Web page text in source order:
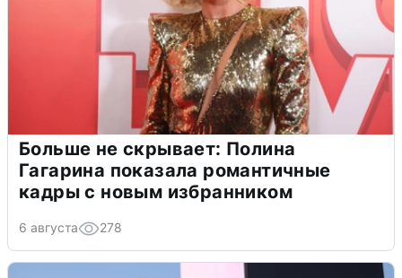
Больше не скрывает: Полина
Гагарина показала романтичные
кадры с новым избранником
6 августа 278